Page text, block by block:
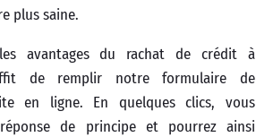
plus saine.
avantages du rachat de crédit à
de remplir notre formulaire de
en ligne. En quelques clics, vous
de principe et pourrez ainsi